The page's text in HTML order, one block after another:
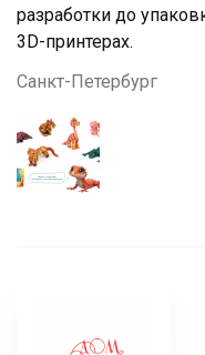
разработки до
3D-принтерах.
Санкт-Петербург